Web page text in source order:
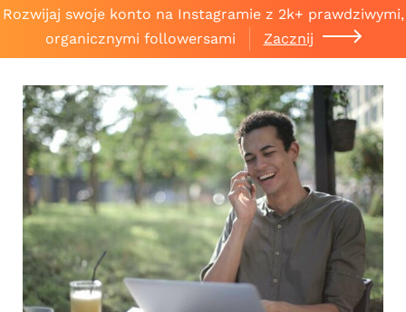
Rozwijaj swoje konto na Instagramie z 2k+ prawdziwymi,
organicznymi followersami
Zacznij